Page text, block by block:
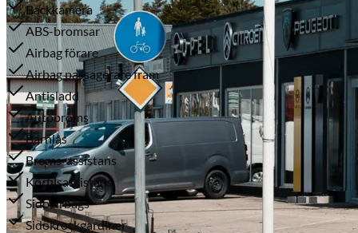
Serviceverkstad
Backkamera
ABS-bromsar
Airbag förare
Airbag passagerare fram
Antisladd
Autobroms
Barnlås
Broms-assistans
Körfilsassistans
Sidoairbags
Sidokrockgardiner